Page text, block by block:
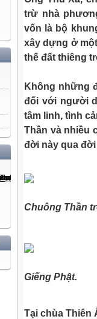
trừ nhà
vốn là bộ
xây dựng ở
thế đất thiêng
Không những
đối với người
tâm linh, tình
Thần và nhiều
đời này qua
Chuông Thần
Giếng Phật.
Tại chùa Thiên